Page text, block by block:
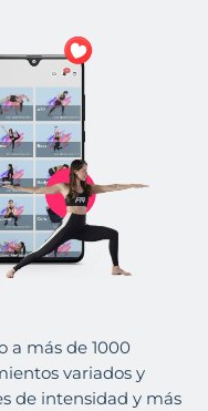
a más de 1000
variados y
de intensidad y más